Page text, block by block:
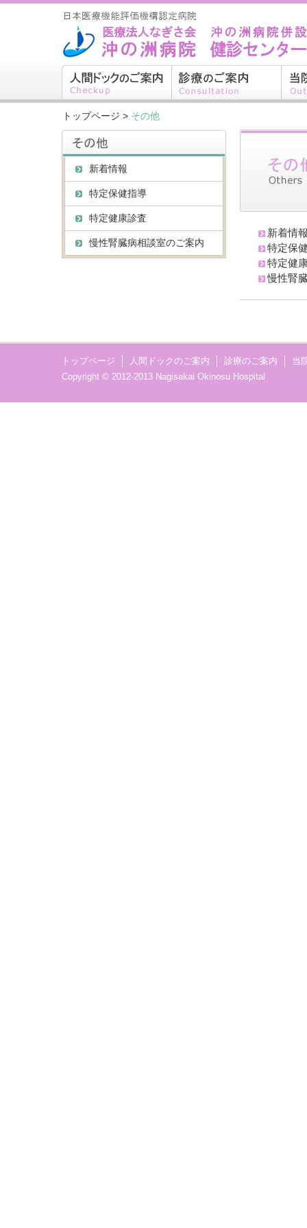
トップページ > その他
新着情
特定保
特定健
慢性腎
新着情報
特定保健指導
特定健康診査
慢性腎臓病相談室のご案内
トップページ 人間ドックのご案内 診療のご案内
当
Copyright © 2012-2013 Nagisakai Okinosu Hospital